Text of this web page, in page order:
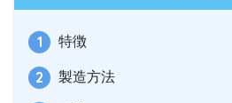
特徴
製造方法